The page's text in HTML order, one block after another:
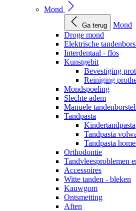
Mond
Ga terug
Mond
Droge mond
Elektrische
Interdentaal - flos
Kunstgebit
Bevestiging
Reiniging
Mondspoeling
Slechte adem
Manuele
Tandpasta
Kindertandpasta
Tandpasta
Tandpasta
Orthodontie
Tandvleesproblemen
Accessoires
Witte tanden - bleken
Kauwgom
Ontsmetting
Aften